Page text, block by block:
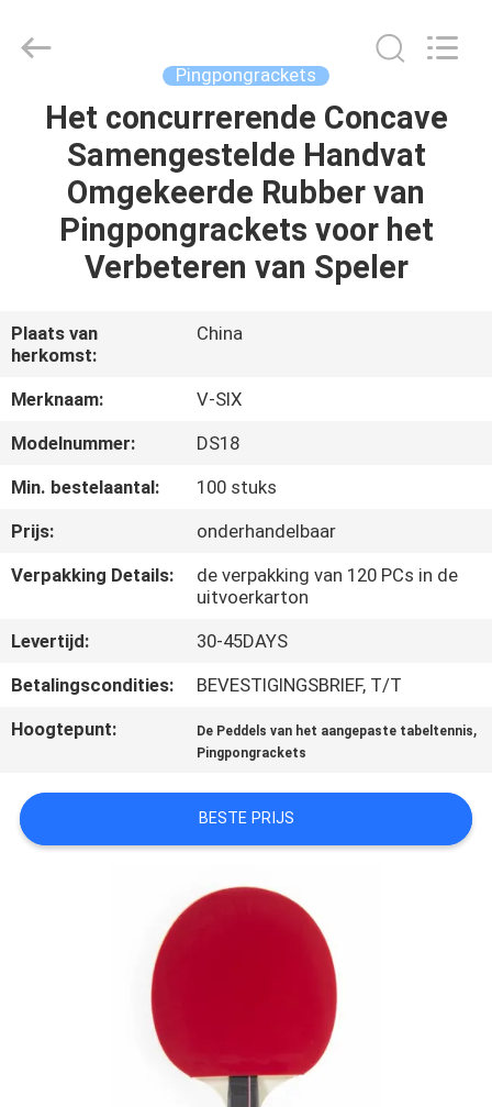
THUIS
PRODUCTEN
FABRIEKSTOCHT
KWALITEITSCONTROLE
NEEM
CONTACT
MET
OP
VRAAG
OFFERTE
Ltd..
Pingpongrackets
Het concurrerende Concave
Samengestelde Handvat
Omgekeerde Rubber van
Pingpongrackets voor het
Verbeteren van Speler
Plaats van
herkomst:
China
Merknaam:
V-SIX
Modelnummer:
DS18
Min. bestelaantal:
100 stuks
Prijs:
onderhandelbaar
Verpakking Details:
de verpakking van 120 PCs in de
uitvoerkarton
Levertijd:
30-45DAYS
Betalingscondities:
BEVESTIGINGSBRIEF, T/T
Hoogtepunt:
De Peddels van het aangepaste tabeltennis,
Pingpongrackets
BESTE PRIJS